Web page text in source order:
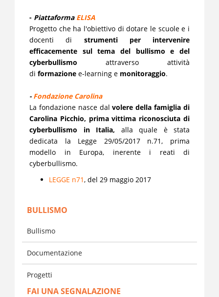
- Piattaforma ELISA
Progetto che ha l'obiettivo di dotare le scuole e i
docenti di strumenti per intervenire
efficacemente sul tema del bullismo e del
cyberbullismo attraverso attività
di formazione e-learning e monitoraggio.
- Fondazione Carolina
La fondazione nasce dalvolere della famiglia di
Carolina Picchio, prima vittima riconosciuta di
cyberbullismo in Italia, alla quale è stata
dedicata la Legge 29/05/2017 n.71, prima
modello in Europa, inerente i reati di
cyberbullismo.
LEGGE n71, del 29 maggio 2017
BULLISMO
Bullismo
Documentazione
Progetti
FAI UNA SEGNALAZIONE